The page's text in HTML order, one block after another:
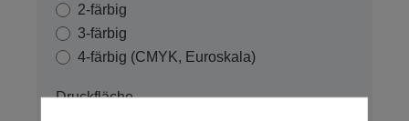
2-färbig
3-färbig
4-färbig (CMYK, Euroskala)
Druckfläche